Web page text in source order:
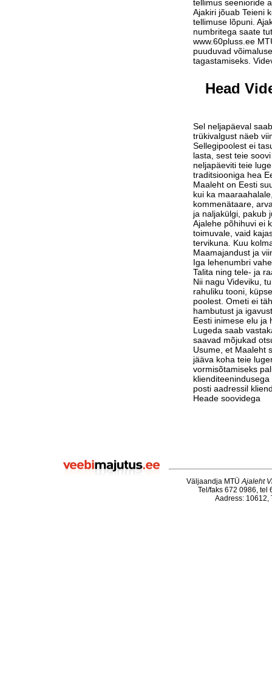
tellimus seenioride
Ajakiri jõuab Teieni
tellimuse lõpuni.
numbritega saate
www.60pluss.ee
puuduvad
tagastamiseks.
Head
Sel neljapäeval
trükivalgust näeb
Sellegipoolest ei
lasta, sest teie
neljapäeviti teie
traditsiooniga hea
Maaleht on Eesti
kui ka
kommenätaare,
ja naljakülgi, pakub
Ajalehe põhihuvi ei
toimuvale, vaid
tervikuna. Kuu
Maamajandust ja
Iga lehenumbri
Talita ning tele- ja
Nii nagu Videviku,
rahuliku tooni,
poolest. Ometi ei
hambutust ja
Eesti inimese elu ja
Lugeda saab
saavad mõjukad
Usume, et Maaleht
jääva koha teie
vormisõtamiseks
posti aadressil
Heade soovidega
Väljaandja MTÜAjaleht
Tel/faks 672 0986, tel
Aadress: 10612,